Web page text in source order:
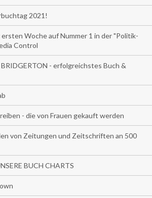
2021!
Woche auf Nummer 1 in der "Politik-
Control
- erfolgreichstes Buch &
- die von Frauen gekauft werden
von Zeitungen und Zeitschriften an 500
BUCH CHARTS